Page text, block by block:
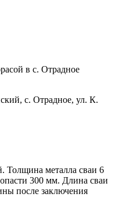
в с. Отрадное
с. Отрадное, ул. К.
Толщина металла сваи 6
300 мм. Длина сваи
после заключения